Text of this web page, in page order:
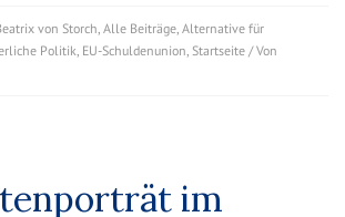
von Storch, Alle Beiträge, Alternative für
Politik, EU-Schuldenunion, Startseite / Von
im